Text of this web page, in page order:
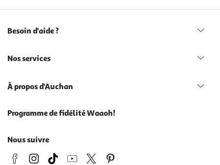
Besoin d'aide ?
Nos services
À propos d'Auchan
Programme de fidélité Waaoh!
Nous suivre